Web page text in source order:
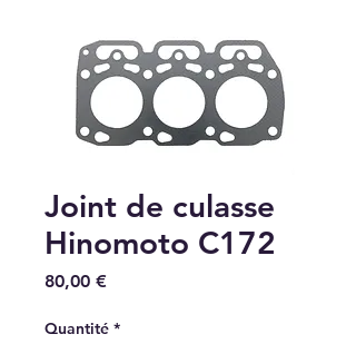
Joint de culasse
Hinomoto C172
80,00 €Prix
Quantité *